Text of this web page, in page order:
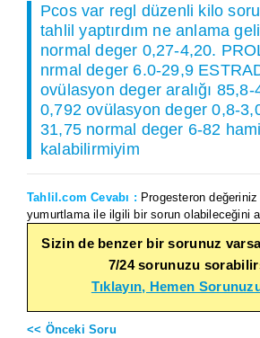
Pcos var regl düzenli kilo
tahlil yaptırdım ne anlama
normal deger 0,27-4,20.
nrmal deger 6.0-29,9
ovülasyon deger aralığı
0,792 ovülasyon deger 0,8-
31,75 normal deger 6-82
kalabilirmiyim
Tahlil.com Cevabı : Progesteron
yumurtlama ile ilgili bir sorun olabileceğini
Sizin de benzer bir sorunuz varsa
7/24 sorunuzu
Tıklayın, Hemen
<< Önceki Soru